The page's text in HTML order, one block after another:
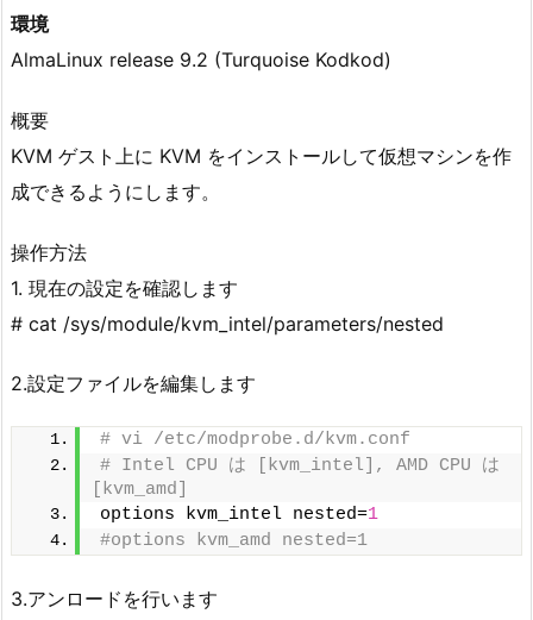
環境
AlmaLinux release 9.2 (Turquoise Kodkod)
概要
KVM ゲスト上に KVM をインストールして仮想マシンを作
成できるようにします。
操作方法
1. 現在の設定を確認します
# cat /sys/module/kvm_intel/parameters/nested
2.設定ファイルを編集します
# vi /etc/modprobe.d/kvm.conf
# Intel CPU は [kvm_intel], AMD CPU は
[kvm_amd]
options kvm_intel nested=1
#options kvm_amd nested=1
3.アンロードを行います